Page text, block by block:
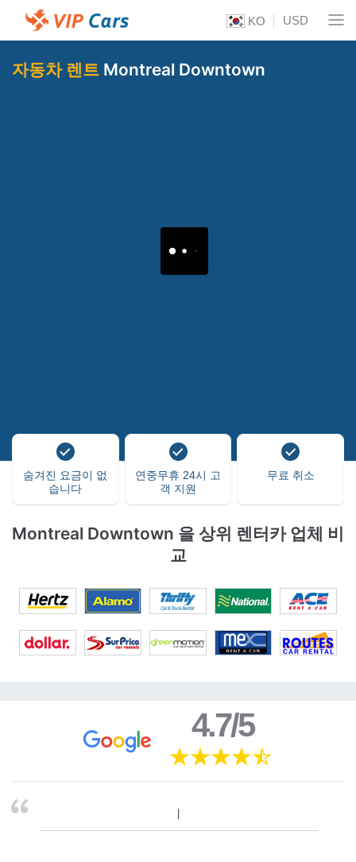
KO USD
자동차 렌트 Montreal Downtown
숨겨진 요금이 없
습니다
연중무휴 24시 고
객 지원
무료 취소
Montreal Downtown 을 상위 렌터카 업체 비
교
4.7/5